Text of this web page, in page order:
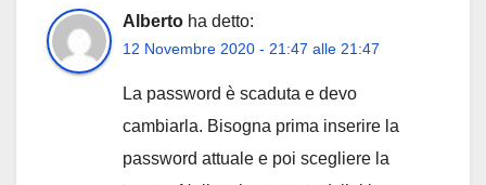
Alberto ha detto:
12 Novembre 2020 - 21:47 alle 21:47
La password è scaduta e devo
cambiarla. Bisogna prima inserire la
password attuale e poi scegliere la